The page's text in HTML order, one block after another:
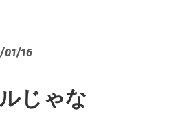
01/16
じゃな